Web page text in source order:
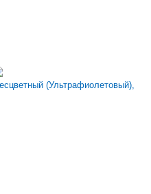
(Ультрафиолетовый),